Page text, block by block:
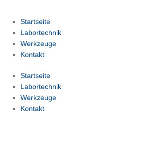
Startseite
Labortechnik
Werkzeuge
Kontakt
Startseite
Labortechnik
Werkzeuge
Kontakt